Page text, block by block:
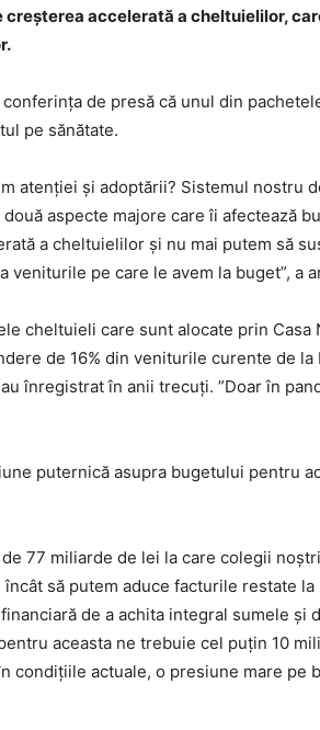
creşterea accelerată a cheltuielilor,
de presă că unul din
pe sănătate.
atenţiei şi adoptării? Sistemul nostru
aspecte majore care îi afectează
a cheltuielilor şi nu mai putem să
pe care le avem la buget”, a
cheltuieli care sunt alocate prin Casa
de 16% din veniturile curente de
înregistrat în anii trecuţi. ”Doar în
puternică asupra bugetului pentru
77 miliarde de lei la care colegii
să putem aduce facturile restate la
de a achita integral sumele şi
aceasta ne trebuie cel puţin 10
condiţiile actuale, o presiune mare pe